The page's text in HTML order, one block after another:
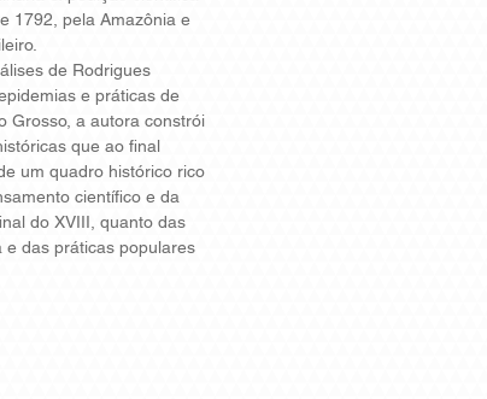
1792, pela Amazônia e
de Rodrigues
e práticas de
Grosso, a autora constrói
que ao final
um quadro histórico rico
cientí­fico e da
do XVIII, quanto das
e das práticas populares